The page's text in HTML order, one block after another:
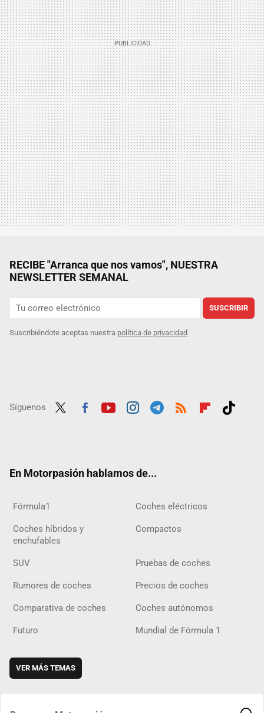
RECIBE "Arranca que nos vamos", NUESTRA
NEWSLETTER SEMANAL
SUSCRIBIR
Suscribiéndote aceptas nuestra política de privacidad
Síguenos
En Motorpasión hablamos de...
Fórmula1 Coches eléctricos
Coches híbridos y
enchufables
Compactos
SUV Pruebas de coches
Rumores de coches Precios de coches
Comparativa de coches Coches autónomos
Futuro Mundial de Fórmula 1
VER MÁS TEMAS